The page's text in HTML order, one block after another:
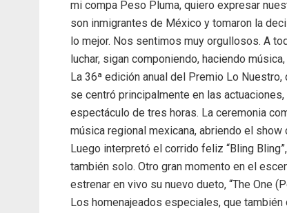
mi compa Peso Pluma, quiero expresar
son inmigrantes de México y tomaron la
lo mejor. Nos sentimos muy orgullosos. A
luchar, sigan componiendo, haciendo
La 36ª edición anual del Premio Lo
se centró principalmente en las
espectáculo de tres horas. La ceremonia
música regional mexicana, abriendo el show
Luego interpretó el corrido feliz “Bling
también solo. Otro gran momento en el
estrenar en vivo su nuevo dueto, “The One
Los homenajeados especiales, que